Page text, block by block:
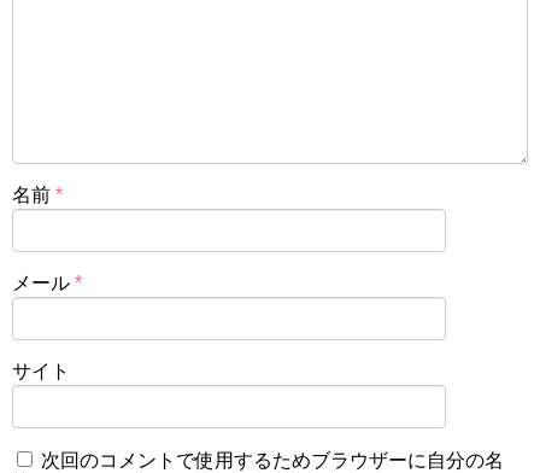
名前 *
メール *
サイト
次回のコメントで使用するためブラウザーに自分の名